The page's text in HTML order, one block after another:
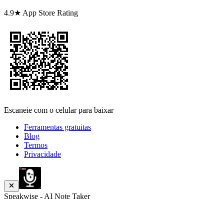
4.9★ App Store Rating
Escaneie com o celular para baixar
Ferramentas gratuitas
Blog
Termos
Privacidade
Speakwise - AI Note Taker